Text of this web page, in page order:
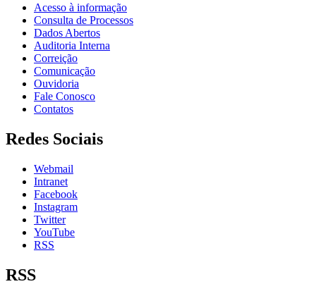
Acesso à informação
Consulta de Processos
Dados Abertos
Auditoria Interna
Correição
Comunicação
Ouvidoria
Fale Conosco
Contatos
Redes Sociais
Webmail
Intranet
Facebook
Instagram
Twitter
YouTube
RSS
RSS